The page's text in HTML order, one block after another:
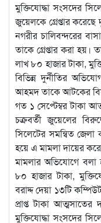
মুক্তিযোদ্ধা সংসদের
জুয়েলকে গ্রেপ্তার
নগরীর চালিবন্দরের
তাকে গ্রেপ্তার করা হয়।
লাখ ৮০ হাজার টাকা,
বিভিন্ন দুর্নীতির
আহমদ তাকে আটকের
গত ১ সেপ্টেম্বর টাকা
চক্রবর্তী জুয়েলের
সিলেটের সমন্বিত জেলা
হয়ে এ মামলা দায়ের
মামলার অভিযোগে
৮০ হাজার টাকা,
বরাদ্দ দেয়া ১৩টি
প্রাপ্ত টাকা আত্মসাতের
মুক্তিযোদ্ধা সংসদের